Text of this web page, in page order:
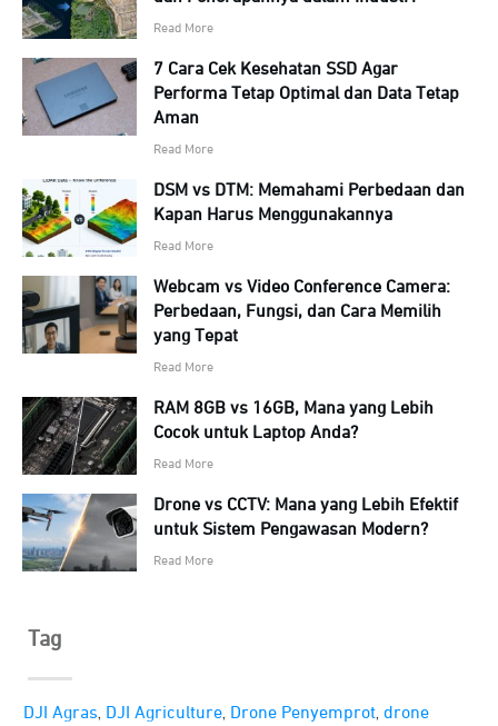
Read More
7 Cara Cek Kesehatan SSD Agar
Performa Tetap Optimal dan Data Tetap
Aman
Read More
DSM vs DTM: Memahami Perbedaan dan
Kapan Harus Menggunakannya
Read More
Webcam vs Video Conference Camera:
Perbedaan, Fungsi, dan Cara Memilih
yang Tepat
Read More
RAM 8GB vs 16GB, Mana yang Lebih
Cocok untuk Laptop Anda?
Read More
Drone vs CCTV: Mana yang Lebih Efektif
untuk Sistem Pengawasan Modern?
Read More
Tag
DJI Agras, DJI Agriculture, Drone Penyemprot, drone